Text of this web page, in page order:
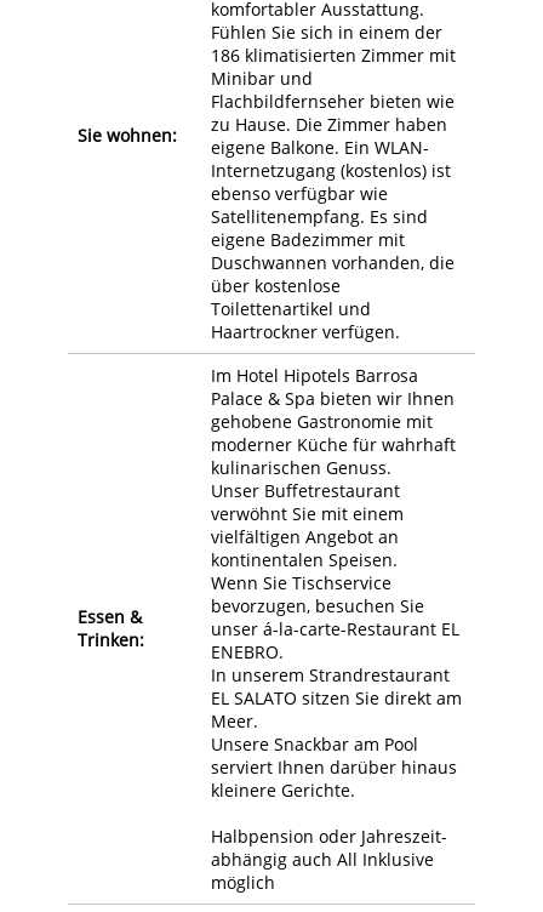
Sie wohnen:
komfortabler Ausstattung.
Fühlen Sie sich in einem der
186 klimatisierten Zimmer mit
Minibar und
Flachbildfernseher bieten wie
zu Hause. Die Zimmer haben
eigene Balkone. Ein WLAN-
Internetzugang (kostenlos) ist
ebenso verfügbar wie
Satellitenempfang. Es sind
eigene Badezimmer mit
Duschwannen vorhanden, die
über kostenlose
Toilettenartikel und
Haartrockner verfügen.
Essen &
Trinken:
Im Hotel Hipotels Barrosa
Palace & Spa bieten wir Ihnen
gehobene Gastronomie mit
moderner Küche für wahrhaft
kulinarischen Genuss.
Unser Buffetrestaurant
verwöhnt Sie mit einem
vielfältigen Angebot an
kontinentalen Speisen.
Wenn Sie Tischservice
bevorzugen, besuchen Sie
unser á-la-carte-Restaurant EL
ENEBRO.
In unserem Strandrestaurant
EL SALATO sitzen Sie direkt am
Meer.
Unsere Snackbar am Pool
serviert Ihnen darüber hinaus
kleinere Gerichte.
Halbpension oder Jahreszeit-
abhängig auch All Inklusive
möglich